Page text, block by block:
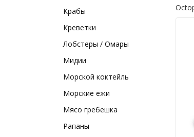
Крабы
Креветки
Лобстеры / Омары
Мидии
Морской коктейль
Морские ежи
Мясо гребешка
Рапаны